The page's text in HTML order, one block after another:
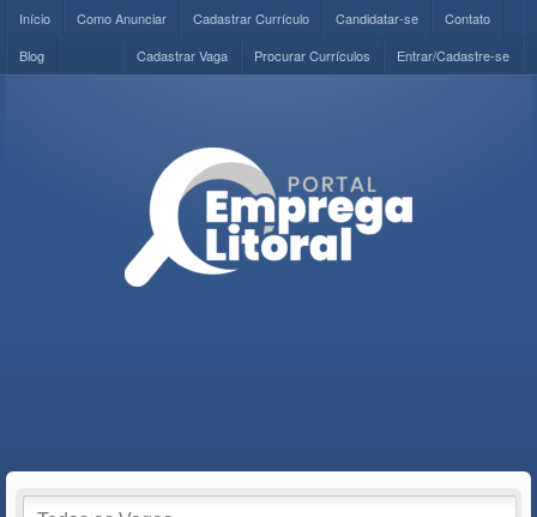
Início Como Anunciar Cadastrar Currículo Candidatar-se
Contato
Blog
Entrar/Cadastre-se
Procurar Currículos
Cadastrar Vaga